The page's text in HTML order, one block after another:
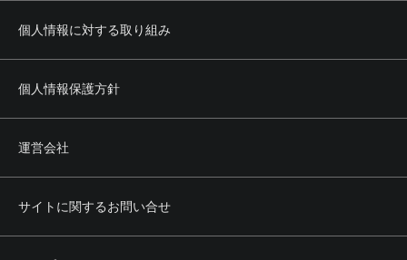
個人情報に対する取り組み
個人情報保護方針
運営会社
サイトに関するお問い合せ